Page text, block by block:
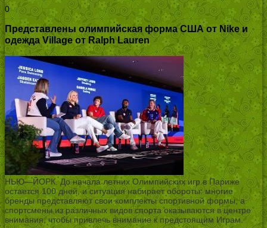
0
Представлены олимпийская форма США от Nike и
одежда Village от Ralph Lauren
НЬЮ—ЙОРК. До начала летних Олимпийских игр в Париже
остается 100 дней, и ситуация набирает обороты: многие
бренды представляют свои комплекты спортивной формы, а
спортсмены из различных видов спорта оказываются в центре
внимания, чтобы привлечь внимание к предстоящим Играм.